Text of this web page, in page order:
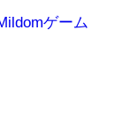
ゲーム